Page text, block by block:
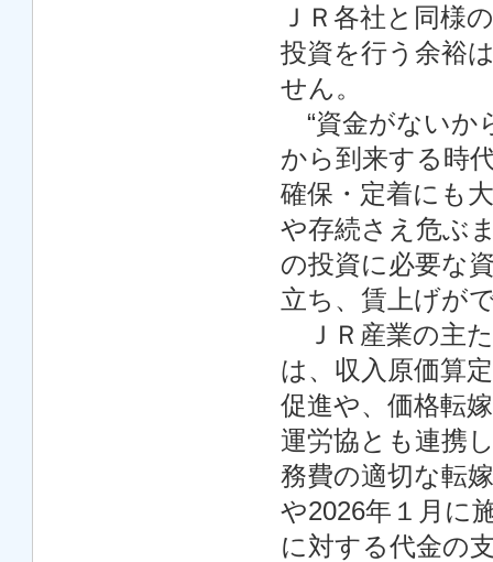
ＪＲ各社と同様
投資を行う余裕
せん。
“資金がないか
から到来する時
確保・定着にも
や存続さえ危ぶ
の投資に必要な
立ち、賃上げが
ＪＲ産業の主
は、収入原価算
促進や、価格転
運労協とも連携
務費の適切な転
や2026年１月に
に対する代金の